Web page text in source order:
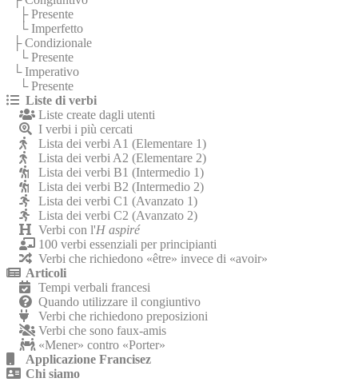
├ Presente
└ Imperfetto
├ Condizionale
└ Presente
└ Imperativo
└ Presente
Liste di verbi
Liste create dagli utenti
I verbi i più cercati
Lista dei verbi A1 (Elementare 1)
Lista dei verbi A2 (Elementare 2)
Lista dei verbi B1 (Intermedio 1)
Lista dei verbi B2 (Intermedio 2)
Lista dei verbi C1 (Avanzato 1)
Lista dei verbi C2 (Avanzato 2)
Verbi con l'H aspiré
100 verbi essenziali per principianti
Verbi che richiedono «être» invece di «avoir»
Articoli
Tempi verbali francesi
Quando utilizzare il congiuntivo
Verbi che richiedono preposizioni
Verbi che sono faux-amis
«Mener» contro «Porter»
Applicazione Francisez
Chi siamo